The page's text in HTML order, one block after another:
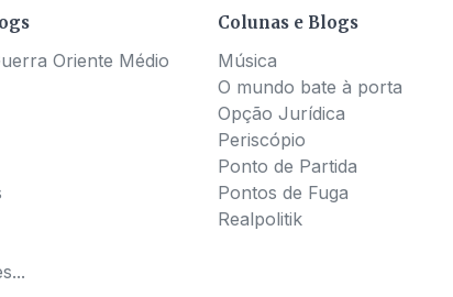
Oriente Médio
Colunas e Blogs
Música
O mundo bate à porta
Opção Jurídica
Periscópio
Ponto de Partida
Pontos de Fuga
Realpolitik